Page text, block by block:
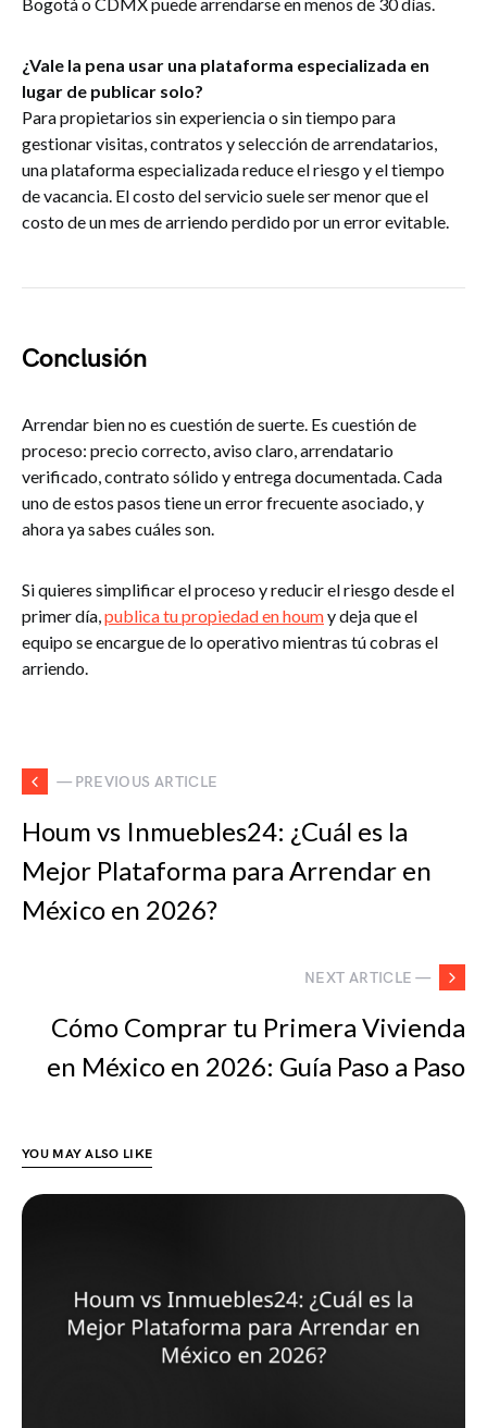
¿Vale la pena usar una plataforma especializada en
lugar de publicar solo?
Para propietarios sin experiencia o sin tiempo para
gestionar visitas, contratos y selección de arrendatarios,
una plataforma especializada reduce el riesgo y el tiempo
de vacancia. El costo del servicio suele ser menor que el
costo de un mes de arriendo perdido por un error evitable.
Conclusión
Arrendar bien no es cuestión de suerte. Es cuestión de
proceso: precio correcto, aviso claro, arrendatario
verificado, contrato sólido y entrega documentada. Cada
uno de estos pasos tiene un error frecuente asociado, y
ahora ya sabes cuáles son.
Si quieres simplificar el proceso y reducir el riesgo desde el
primer día,publica tu propiedad en houmy deja que el
equipo se encargue de lo operativo mientras tú cobras el
arriendo.
— PREVIOUS ARTICLE
Houm vs Inmuebles24: ¿Cuál es la
Mejor Plataforma para Arrendar en
México en 2026?
NEXT ARTICLE —
Cómo Comprar tu Primera Vivienda
en México en 2026: Guía Paso a Paso
YOU MAY ALSO LIKE